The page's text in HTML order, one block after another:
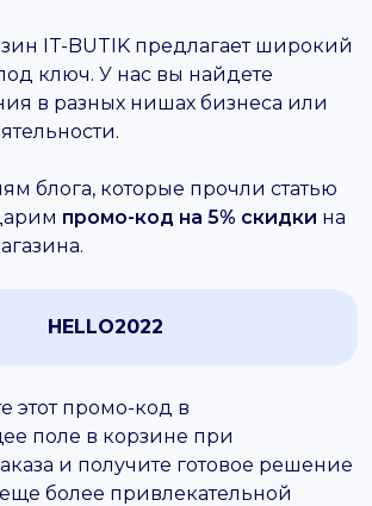
IT-BUTIK предлагает широкий
ключ. У нас вы найдете
в разных нишах бизнеса или
блога, которые прочли статью
промо-код на 5% скидки на
HELLO2022
этот промо-код в
поле в корзине при
и получите готовое решение
более привлекательной